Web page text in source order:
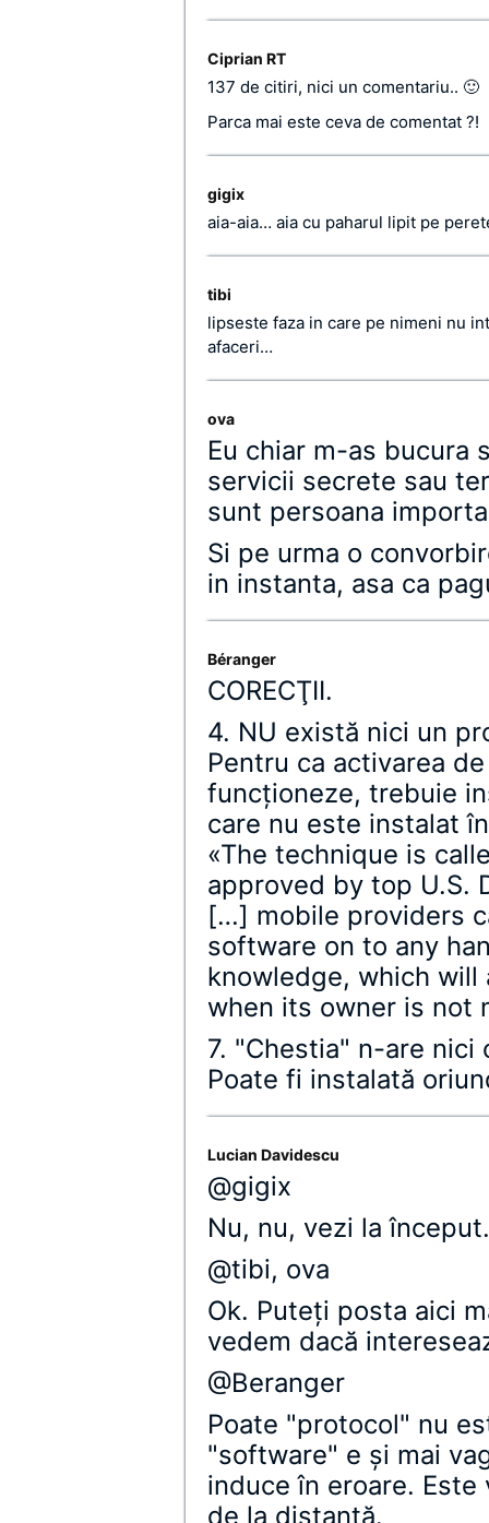
Ciprian RT
137 de citiri, nici un comentariu.. 🙂
Parca mai este ceva de comentat ?!
gigix
aia-aia… aia cu paharul lipit pe
tibi
lipseste faza in care pe nimeni nu
afaceri…
ova
Eu chiar m-as bucura
servicii secrete sau
sunt persoana
Si pe urma o
in instanta, asa ca
Béranger
CORECŢII.
4. NU există nici un
Pentru ca activarea
funcţioneze, trebuie
care nu este instalat
«The technique is
approved by top U.S.
[…] mobile providers
software on to any
knowledge, which
when its owner is not
7. "Chestia" n-are
Poate fi instalată
Lucian Davidescu
@gigix
Nu, nu, vezi la
@tibi, ova
Ok. Puteţi posta aici
vedem dacă
@Beranger
Poate "protocol" nu
"software" e şi mai
induce în eroare.
de la distanţă.